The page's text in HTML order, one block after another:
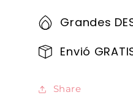
Grandes
Envió
Share